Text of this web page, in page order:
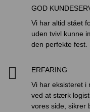
GOD
Vi har altid stået
uden tvivl kunne
den perfekte fest.

ERFARING
Vi har eksisteret i
ved at stærk
vores side, sikrer